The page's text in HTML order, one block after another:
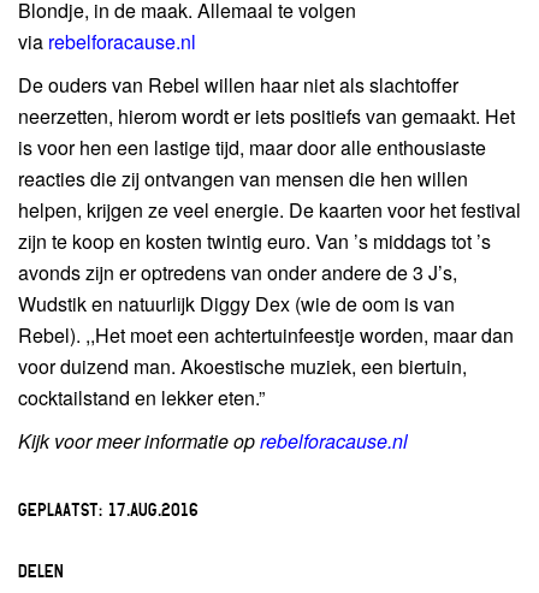
Blondje, in de maak. Allemaal te volgen
via rebelforacause.nl
De ouders van Rebel willen haar niet als slachtoffer
neerzetten, hierom wordt er iets positiefs van gemaakt. Het
is voor hen een lastige tijd, maar door alle enthousiaste
reacties die zij ontvangen van mensen die hen willen
helpen, krijgen ze veel energie. De kaarten voor het festival
zijn te koop en kosten twintig euro. Van ’s middags tot ’s
avonds zijn er optredens van onder andere de 3 J’s,
Wudstik en natuurlijk Diggy Dex (wie de oom is van
Rebel). ,,Het moet een achtertuinfeestje worden, maar dan
voor duizend man. Akoestische muziek, een biertuin,
cocktailstand en lekker eten.”
Kijk voor meer informatie oprebelforacause.nl
GEPLAATST: 17.AUG.2016
DELEN